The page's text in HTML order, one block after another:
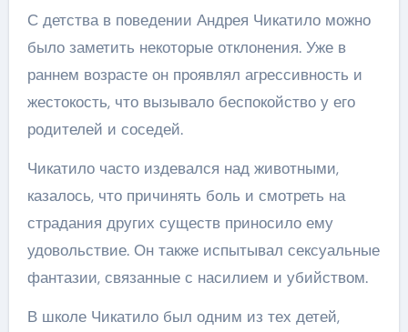
С детства в поведении Андрея Чикатило можно
было заметить некоторые отклонения. Уже в
раннем возрасте он проявлял агрессивность и
жестокость, что вызывало беспокойство у его
родителей и соседей.
Чикатило часто издевался над животными,
казалось, что причинять боль и смотреть на
страдания других существ приносило ему
удовольствие. Он также испытывал сексуальные
фантазии, связанные с насилием и убийством.
В школе Чикатило был одним из тех детей,